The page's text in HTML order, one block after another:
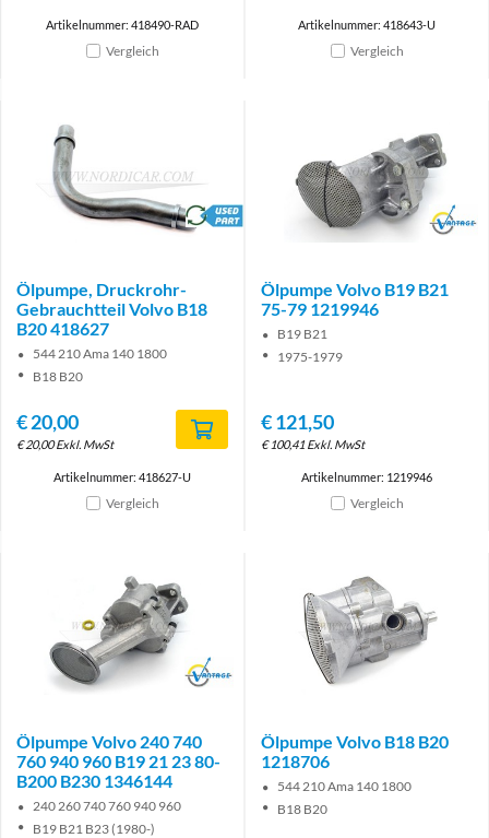
Artikelnummer: 418490-RAD
Vergleich
Artikelnummer: 418643-U
Vergleich
brand
Ölpumpe, Druckrohr-
Gebrauchtteil Volvo B18
B20 418627
544 210 Ama 140 1800
B18 B20
€20,00
€20,00 Exkl. MwSt
Artikelnummer: 418627-U
Vergleich
Brand
Ölpumpe Volvo B19 B21
75-79 1219946
B19 B21
1975-1979
€121,50
€100,41 Exkl. MwSt
Artikelnummer: 1219946
Vergleich
Brand
Ölpumpe Volvo 240 740
760 940 960 B19 21 23 80-
B200 B230 1346144
240 260 740 760 940 960
B19 B21 B23 (1980-)
Ölpumpe Volvo B18 B20
1218706
544 210 Ama 140 1800
B18 B20